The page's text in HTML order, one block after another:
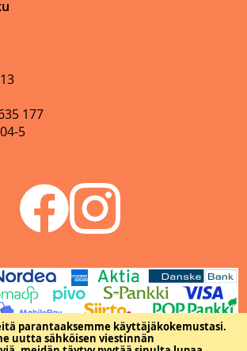
parantaaksemme käyttäjäkokemustasi.
uutta sähköisen viestinnän
177
5